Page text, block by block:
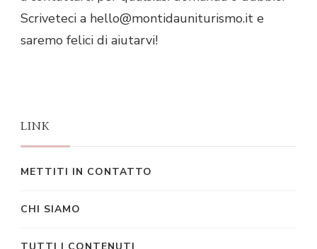
Scriveteci a hello@montidauniturismo.it e
saremo felici di aiutarvi!
LINK
METTITI IN CONTATTO
CHI SIAMO